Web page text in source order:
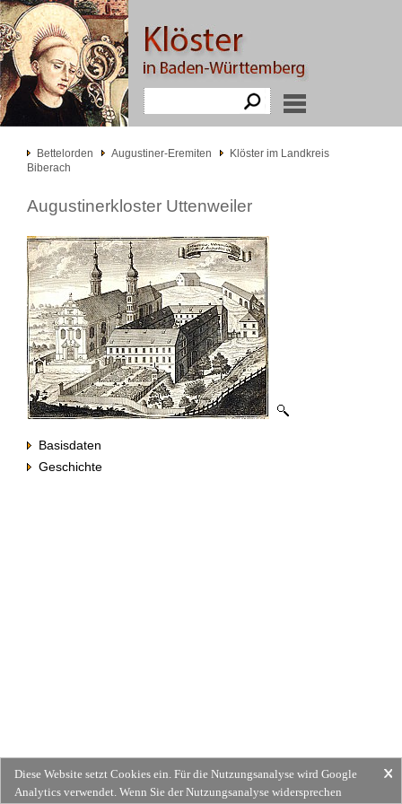
Bettelorden Augustiner-Eremiten
Klöster im Landkreis
Biberach
Augustinerkloster Uttenweiler
Basisdaten
Geschichte
Diese Website setzt Cookies ein. Für die Nutzungsanalyse wird Google
Analytics verwendet. Wenn Sie der Nutzungsanalyse widersprechen